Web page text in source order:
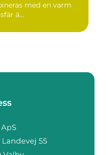
med en varm
ä...